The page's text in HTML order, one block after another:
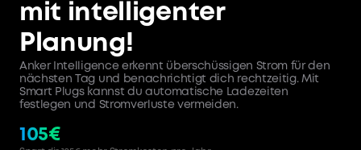
mit intelligenter
Planung!
Anker Intelligence erkennt überschüssigen Strom für den
nächsten Tag und benachrichtigt dich rechtzeitig. Mit
Smart Plugs kannst du automatische Ladezeiten
festlegen und Stromverluste vermeiden.
105€